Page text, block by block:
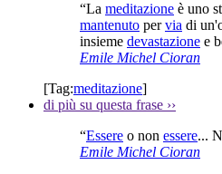
“La meditazione è uno
mantenuto pervia di
insieme devastazione e
Emile Michel Cioran
[Tag:meditazione]
di più su questa frase ››
“Essere o non essere...
Emile Michel Cioran